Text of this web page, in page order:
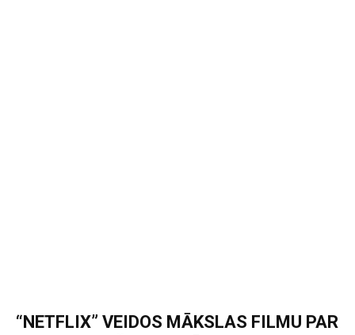
“NETFLIX” VEIDOS MĀKSLAS FILMU PAR